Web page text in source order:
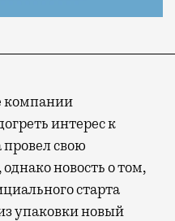
компании
интерес к
свою
новость о том,
старта
упаковки новый